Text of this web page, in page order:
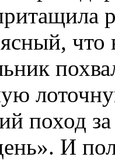
что
поход
И